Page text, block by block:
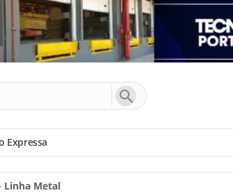
Expressa
Linha Metal